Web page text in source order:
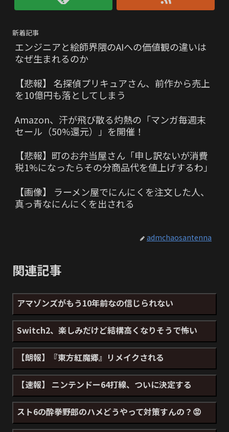
新着記事
エンジニアと絵師界隈のAIへの価値観の違いは
なぜ生まれるのか
【悲報】 名探偵プリキュアさん、前作から売上
を10億円も落としてしまう
Amazon、汗が飛び散る灼熱の「マンガ毎週末
セール（50%還元）」を開催！
【悲報】町のお弁当屋さん「申し訳ないが消費
税1%になったらその分商品代を値上げするわ」
【画像】 ラーメン屋でにんにくを注文した人、
真っ青なにんにくを出される
admchaosantenna
関連記事
アマゾンズがもう10年前なの信じられない
Switch2、楽しみだけど結構高くなりそうで怖い
【朗報】『東方紅魔郷』リメイクされる
【速報】 ニンテンドー64打線、ついに決定する
スト6の酔拳野郎のハメどうやって対策すんの？😡